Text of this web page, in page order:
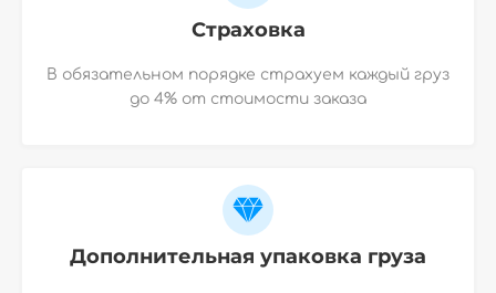
Страховка
В обязательном порядке страхуем каждый груз
до 4% от стоимости заказа
Дополнительная упаковка груза